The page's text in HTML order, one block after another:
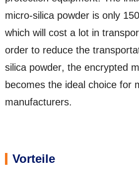
micro-silica powder is only
which will cost a lot in
order to reduce the
silica powder, the encrypted
becomes the ideal choice for
manufacturers.
Vorteile